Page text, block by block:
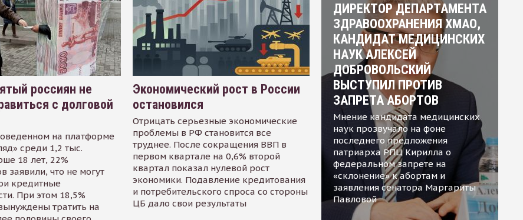
россиян не
с долговой
на платформе
среди 1,2 тыс.
18 лет, 22%
заявили, что не могут
кредитные
При этом 18,5%
тратить на
Экономический рост в России
остановился
Отрицать серьезные экономические
проблемы в РФ становится все
труднее. После сокращения ВВП в
первом квартале на 0,6% второй
квартал показал нулевой рост
экономики. Подавление кредитования
и потребительского спроса со стороны
ЦБ дало свои результаты
ДИРЕКТОР ДЕПАРТАМЕНТА
ЗДРАВООХРАНЕНИЯ ХМАО,
КАНДИДАТ МЕДИЦИНСКИХ
НАУК АЛЕКСЕЙ
ДОБРОВОЛЬСКИЙ
ВЫСТУПИЛ ПРОТИВ
ЗАПРЕТА АБОРТОВ
Мнение кандидата медицинских
наук прозвучало на фоне
последнего предложения
патриарха РПЦ Кирилла о
федеральном запрете на
«склонение» к абортам и
заявления сенатора Маргариты
Павловой